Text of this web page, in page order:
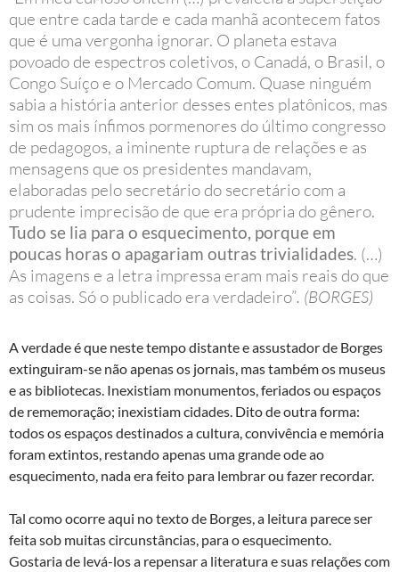
que entre cada tarde e cada manhã acontecem fatos
que é uma vergonha ignorar. O planeta estava
povoado de espectros coletivos, o Canadá, o Brasil, o
Congo Suíço e o Mercado Comum. Quase ninguém
sabia a história anterior desses entes platônicos, mas
sim os mais ínfimos pormenores do último congresso
de pedagogos, a iminente ruptura de relações e as
mensagens que os presidentes mandavam,
elaboradas pelo secretário do secretário com a
prudente imprecisão de que era própria do gênero.
Tudo se lia para o esquecimento, porque em
poucas horas o apagariam outras trivialidades. (…)
As imagens e a letra impressa eram mais reais do que
as coisas. Só o publicado era verdadeiro”. (BORGES)
A verdade é que neste tempo distante e assustador de Borges
extinguiram-se não apenas os jornais, mas também os museus
e as bibliotecas. Inexistiam monumentos, feriados ou espaços
de rememoração; inexistiam cidades. Dito de outra forma:
todos os espaços destinados a cultura, convivência e memória
foram extintos, restando apenas uma grande ode ao
esquecimento, nada era feito para lembrar ou fazer recordar.
Tal como ocorre aqui no texto de Borges, a leitura parece ser
feita sob muitas circunstâncias, para o esquecimento.
Gostaria de levá-los a repensar a literatura e suas relações com